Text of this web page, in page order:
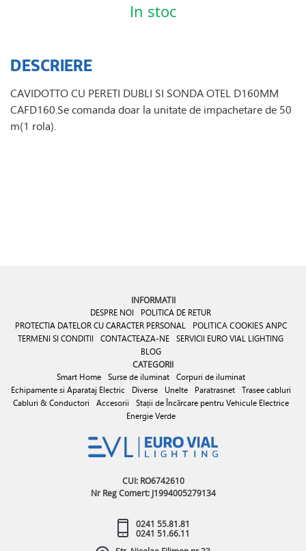
In stoc
DESCRIERE
CAVIDOTTO CU PERETI DUBLI SI SONDA OTEL D160MM
CAFD160.Se comanda doar la unitate de impachetare de 50
m(1 rola).
INFORMATII
DESPRE NOI
POLITICA DE RETUR
PROTECTIA DATELOR CU CARACTER PERSONAL
POLITICA COOKIES ANPC
TERMENI SI CONDITII
CONTACTEAZA-NE SERVICII EURO VIAL LIGHTING
BLOG
CATEGORII
Smart Home Surse de iluminat
Corpuri de iluminat
Echipamente si Aparataj Electric
Diverse Unelte Paratrasnet
Trasee cabluri
Cabluri & Conductori
Accesorii
Stații de Încărcare pentru Vehicule Electrice
Energie Verde
CUI: RO6742610
Nr Reg Comert: J1994005279134
0241 55.81.81
0241 51.66.11